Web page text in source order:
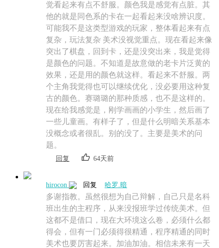
觉看起来有点不舒服。颜色我是感觉有点脏。其
他的就是同色系的卡在一起看起来没啥辨识度。
可能我不是这类型游戏的玩家，整体看起来有点
复杂，玩法复杂 美术没视觉重点。现在看起来像
突出了棋盘，回到卡，还是没突出来，我是觉得
是颜色的问题。不知道是故意做的老卡片泛黄的
效果，还是用的颜色就这样。看起来不舒服。两
个主角我觉得也可以继续优化，没必要用这种复
古的颜色。赛璐璐的那种质感，也不是这样的。
现在给我感觉是，刚学画画的小学生，然后画了
一些儿童画。有样子了，但是什么明暗关系基本
没概念或者很乱。别的没了。主要是美术的问
题。
回复 64天前
hirocon 回复 哈罗.暗
多谢指教。虽然很想为自己辩解，自己只是名科
班出生的主程序，从来没报班学过传统美术。但
这都不是借口，现在大环境这么卷，必须什么都
得会，但有一门必须得很精通，程序精通的同时
美术也要厉害起来。加油加油。相信未来有一天